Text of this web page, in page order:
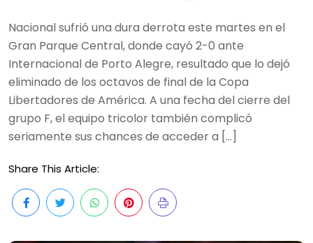
Nacional sufrió una dura derrota este martes en el
Gran Parque Central, donde cayó 2-0 ante
Internacional de Porto Alegre, resultado que lo dejó
eliminado de los octavos de final de la Copa
Libertadores de América. A una fecha del cierre del
grupo F, el equipo tricolor también complicó
seriamente sus chances de acceder a […]
Share This Article: